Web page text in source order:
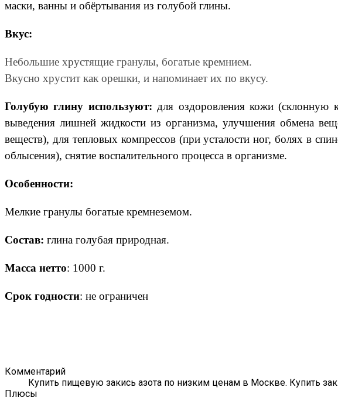
маски, ванны и обёртывания из голубой глины.
Вкус:
Небольшие хрустящие гранулы, богатые кремнием.
Вкусно хрустит как орешки, и напоминает их по вкусу.
Голубую глину используют: для оздоровления кожи (склонную
выведения лишней жидкости из организма, улучшения обмена
веществ), для тепловых компрессов (при усталости ног, болях в
облысения), снятие воспалительного процесса в организме.
Особенности:
Мелкие гранулы богатые кремнеземом.
Состав: глина голубая природная.
Масса нетто: 1000 г.
Срок годности: не ограничен
Комментарий
Купить пищевую закись азота по низким ценам в Москве. Купить
Плюсы